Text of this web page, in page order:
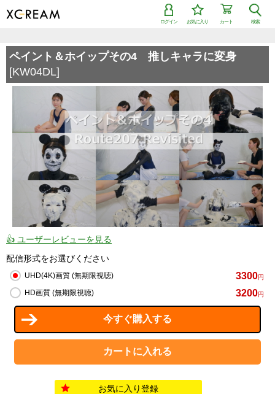
検索
カート
お気に入り
ログイン
ペイント＆ホイップその4 推しキャラに変身
[KW04DL]
👍 ユーザーレビューを見る
配信形式をお選びください
UHD(4K)画質 (無期限視聴) 3300円
HD画質 (無期限視聴) 3200円
お気に入り登録